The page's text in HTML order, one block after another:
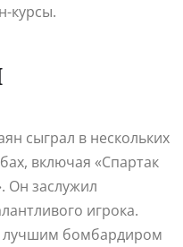
курсы.
сыграл в нескольких
включая «Спартак
Он заслужил
игрока.
лучшим бомбардиром